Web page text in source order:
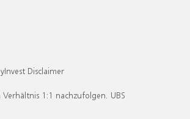
Disclaimer
1:1 nachzufolgen. UBS